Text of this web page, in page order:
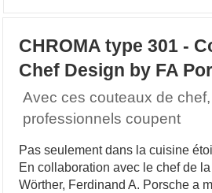
CHROMA type 301 -
Chef Design by FA
Avec ces couteaux de
professionnels coupent
Pas seulement dans la cuisine
En collaboration avec le chef de
Wörther, Ferdinand A. Porsche a